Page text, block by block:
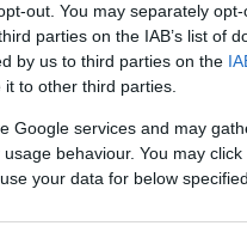
out. You may separately
parties on the IAB’s list of
by us to third parties on the
to other third parties.
Google services and may
behaviour. You may
your data for below
KÖZÉPPONTBAN.
HÚSZ ÉVE.